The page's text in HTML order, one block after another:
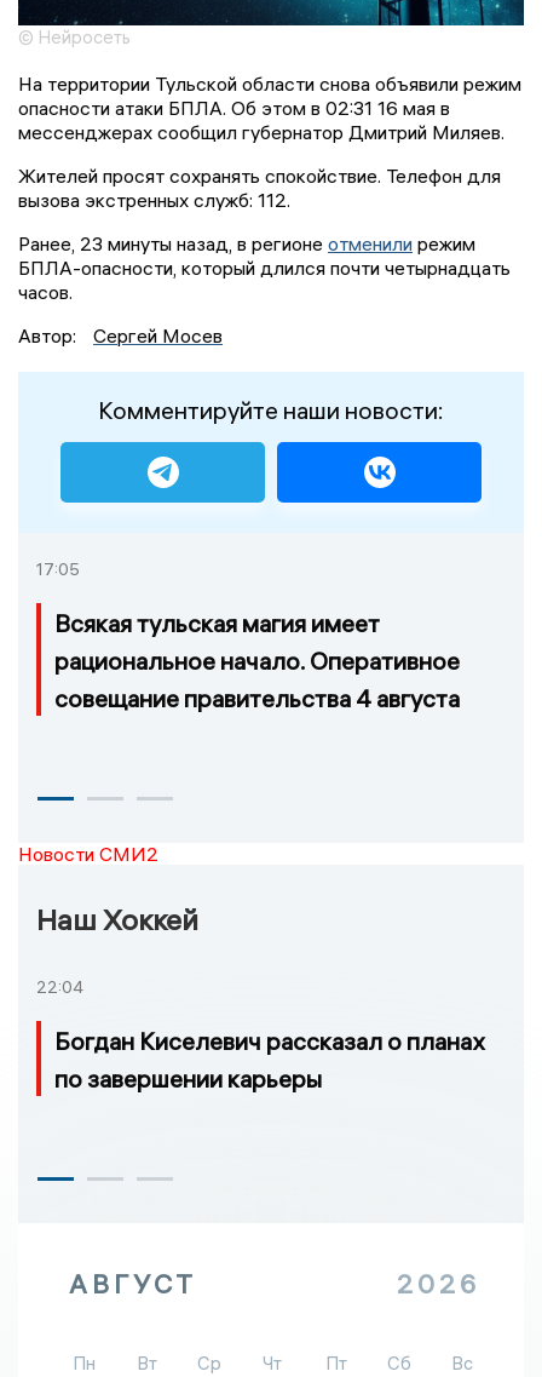
© Нейросеть
На территории Тульской области снова объявили режим
опасности атаки БПЛА. Об этом в 02:31 16 мая в
мессенджерах сообщил губернатор Дмитрий Миляев.
Жителей просят сохранять спокойствие. Телефон для
вызова экстренных служб: 112.
Ранее, 23 минуты назад, в регионе отменили режим
БПЛА-опасности, который длился почти четырнадцать
часов.
Автор:
Сергей Мосев
Комментируйте наши новости:
17:05
Всякая тульская магия имеет
рациональное начало. Оперативное
совещание правительства 4 августа
Новости СМИ2
Наш Хоккей
22:04
Богдан Киселевич рассказал о планах
по завершении карьеры
АВГУСТ 2026
Пн Вт Ср Чт Пт Сб
Вс